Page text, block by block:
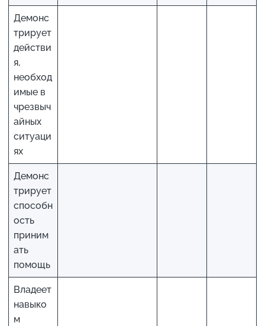
Демонс
трирует
действи
я,
необход
имые в
чрезвыч
айных
ситуаци
ях
Демонс
трирует
способн
ость
приним
ать
помощь
Владеет
навыко
м